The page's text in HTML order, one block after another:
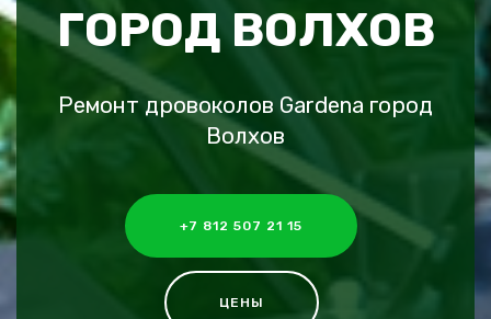
ГОРОД ВОЛХОВ
Ремонт дровоколов Gardena город
Волхов
+7 812 507 21 15
ЦЕНЫ